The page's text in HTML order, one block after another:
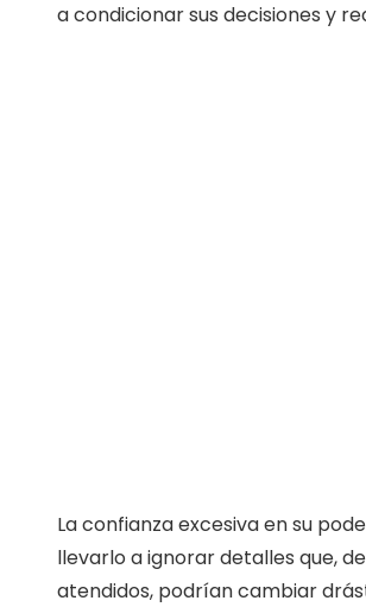
a condicionar sus decisiones y
La confianza excesiva en su
llevarlo a ignorar detalles que,
atendidos, podrían cambiar